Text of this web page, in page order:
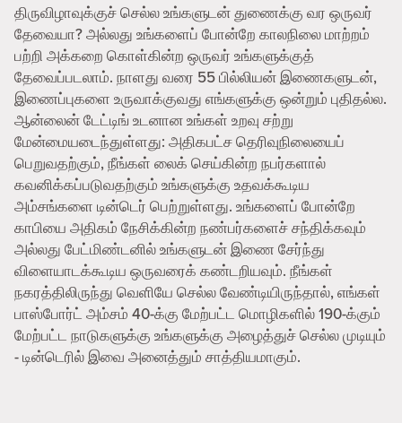
திருவிழாவுக்குச் செல்ல உங்களுடன் துணைக்கு வர ஒருவர்
தேவையா? அல்லது உங்களைப் போன்றே காலநிலை மாற்றம்
பற்றி அக்கறை கொள்கின்ற ஒருவர் உங்களுக்குத்
தேவைப்படலாம். நாளது வரை 55 பில்லியன் இணைகளுடன்,
இணைப்புகளை உருவாக்குவது எங்களுக்கு ஒன்றும் புதிதல்ல.
ஆன்லைன் டேட்டிங் உடனான உங்கள் உறவு சற்று
மேன்மையடைந்துள்ளது: அதிகபட்ச தெரிவுநிலையைப்
பெறுவதற்கும், நீங்கள் லைக் செய்கின்ற நபர்களால்
கவனிக்கப்படுவதற்கும் உங்களுக்கு உதவக்கூடிய
அம்சங்களை டின்டெர் பெற்றுள்ளது. உங்களைப் போன்றே
காபியை அதிகம் நேசிக்கின்ற நண்பர்களைச் சந்திக்கவும்
அல்லது பேட்மிண்டனில் உங்களுடன் இணை சேர்ந்து
விளையாடக்கூடிய ஒருவரைக் கண்டறியவும். நீங்கள்
நகரத்திலிருந்து வெளியே செல்ல வேண்டியிருந்தால், எங்கள்
பாஸ்போர்ட் அம்சம் 40-க்கு மேற்பட்ட மொழிகளில் 190-க்கும்
மேற்பட்ட நாடுகளுக்கு உங்களுக்கு அழைத்துச் செல்ல முடியும்
- டின்டெரில் இவை அனைத்தும் சாத்தியமாகும்.